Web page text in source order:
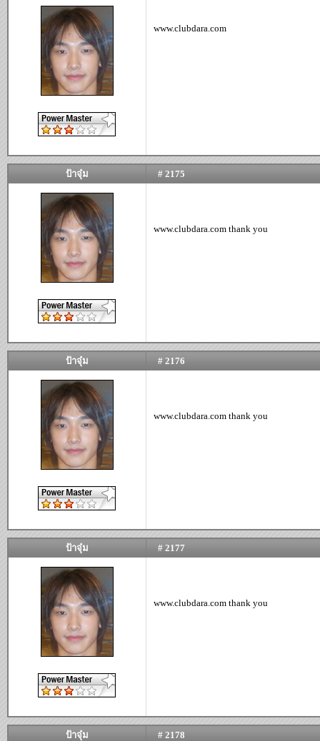
www.clubdara.com
ป้าจุ๋ม # 2175
www.clubdara.com thank you
ป้าจุ๋ม # 2176
www.clubdara.com thank you
ป้าจุ๋ม # 2177
www.clubdara.com thank you
ป้าจุ๋ม # 2178